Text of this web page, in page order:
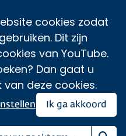
cookies zodat
Dit zijn
van YouTube.
Dan gaat u
deze cookies.
Ik ga akkoord